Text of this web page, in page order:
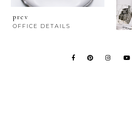
prev
OFFICE DETAILS